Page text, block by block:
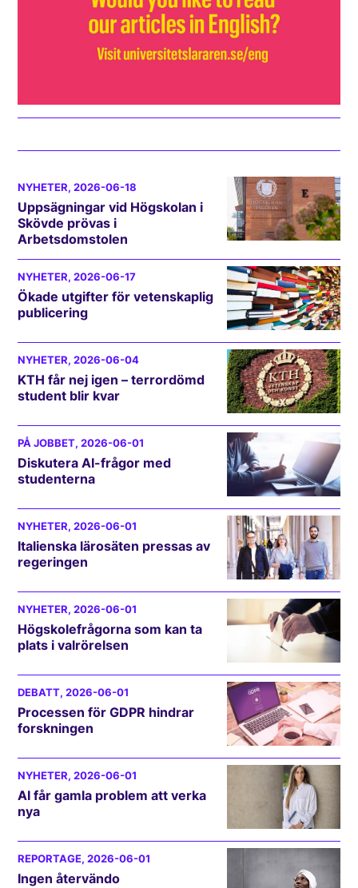
NYHETER, 2026-06-18
Uppsägningar vid Högskolan i
Skövde prövas i
Arbetsdomstolen
NYHETER, 2026-06-17
Ökade utgifter för vetenskaplig
publicering
NYHETER, 2026-06-04
KTH får nej igen – terrordömd
student blir kvar
PÅ JOBBET, 2026-06-01
Diskutera AI-frågor med
studenterna
NYHETER, 2026-06-01
Italienska lärosäten pressas av
regeringen
NYHETER, 2026-06-01
Högskolefrågorna som kan ta
plats i valrörelsen
DEBATT, 2026-06-01
Processen för GDPR hindrar
forskningen
NYHETER, 2026-06-01
AI får gamla problem att verka
nya
REPORTAGE, 2026-06-01
Ingen återvändo